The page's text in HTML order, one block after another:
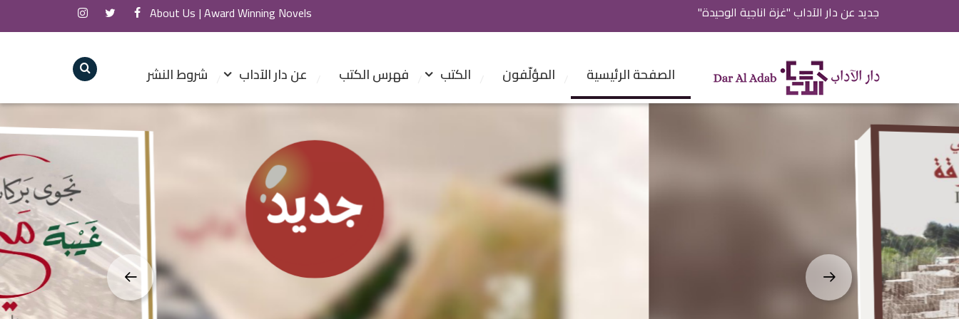
Award Winning Novels |
About Us جديد عن دار الآداب "غيبة مي"
الصفحة الرئيسية المؤلّفون الكتب فهرس الكتب عن دار الآداب شروط النشر